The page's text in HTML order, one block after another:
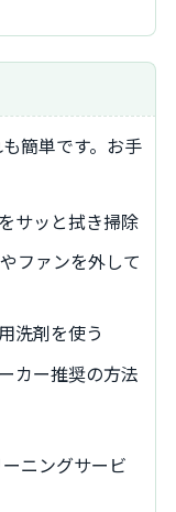
をサッと拭き掃除
ファンを外して
洗剤を使う
カー推奨の方法
ニングサービ